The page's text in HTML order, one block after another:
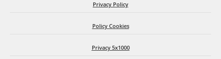
Privacy Policy
Policy Cookies
Privacy 5x1000